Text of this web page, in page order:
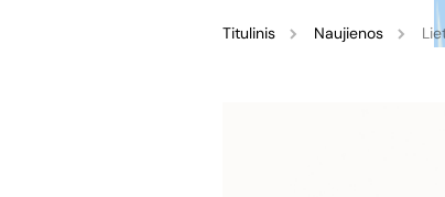
Titulinis Naujienos